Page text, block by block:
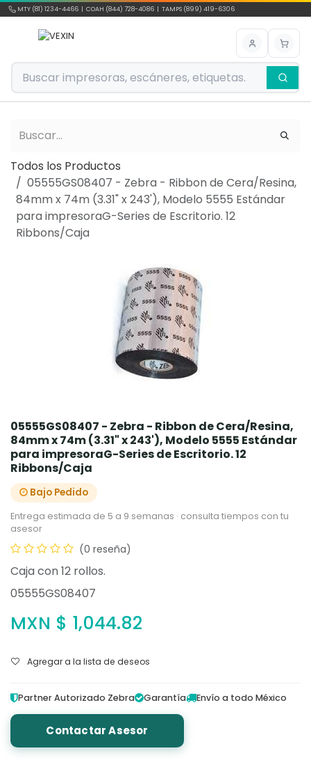
Ir al contenido
MTY (81) 1234-4466 | COAH (844) 728-4086 | TAMPS (899) 419-6306
Todos los Productos
05555GS08407 - Zebra - Ribbon de Cera/Resina,
84mm x 74m (3.31" x 243'), Modelo 5555 Estándar
para impresoraG-Series de Escritorio. 12
Ribbons/Caja
05555GS08407 - Zebra - Ribbon de Cera/Resina,
84mm x 74m (3.31" x 243'), Modelo 5555 Estándar
para impresoraG-Series de Escritorio. 12
Ribbons/Caja
Bajo Pedido
Entrega estimada de 5 a 9 semanas · consulta tiempos con tu
asesor
(0 reseña)
Caja con 12 rollos.
05555GS08407
MXN $ 1,044.82
Agregar a la lista de deseos
Partner Autorizado Zebra Garantía Envío a todo México
Contactar Asesor